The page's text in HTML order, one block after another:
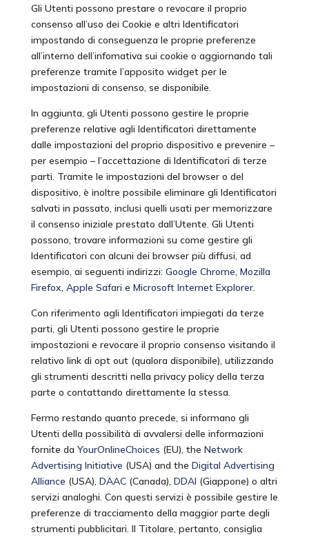
Gli Utenti possono prestare o revocare il proprio
consenso all’uso dei Cookie e altri Identificatori
impostando di conseguenza le proprie preferenze
all’interno dell’infomativa sui cookie o aggiornando tali
preferenze tramite l’apposito widget per le
impostazioni di consenso, se disponibile.
In aggiunta, gli Utenti possono gestire le proprie
preferenze relative agli Identificatori direttamente
dalle impostazioni del proprio dispositivo e prevenire –
per esempio – l’accettazione di Identificatori di terze
parti. Tramite le impostazioni del browser o del
dispositivo, è inoltre possibile eliminare gli Identificatori
salvati in passato, inclusi quelli usati per memorizzare
il consenso iniziale prestato dall’Utente. Gli Utenti
possono, trovare informazioni su come gestire gli
Identificatori con alcuni dei browser più diffusi, ad
esempio, ai seguenti indirizzi: Google Chrome, Mozilla
Firefox, Apple Safari e Microsoft Internet Explorer.
Con riferimento agli Identificatori impiegati da terze
parti, gli Utenti possono gestire le proprie
impostazioni e revocare il proprio consenso visitando il
relativo link di opt out (qualora disponibile), utilizzando
gli strumenti descritti nella privacy policy della terza
parte o contattando direttamente la stessa.
Fermo restando quanto precede, si informano gli
Utenti della possibilità di avvalersi delle informazioni
fornite da YourOnlineChoices (EU), the Network
Advertising Initiative (USA) and the Digital Advertising
Alliance (USA), DAAC(Canada), DDAI (Giappone) o altri
servizi analoghi. Con questi servizi è possibile gestire le
preferenze di tracciamento della maggior parte degli
strumenti pubblicitari. Il Titolare, pertanto, consiglia